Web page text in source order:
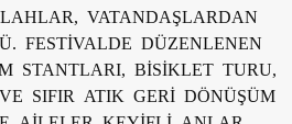
VATANDAŞLARDAN
FESTİVALDE DÜZENLENEN
STANTLARI, BİSİKLET TURU,
SIFIR ATIK GERİ DÖNÜŞÜM